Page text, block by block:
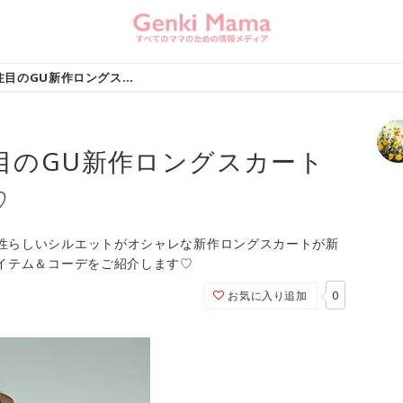
2018年春夏は大注目のGU新作ロングスカートでプチプラコーデ♡
GU新作ロングスカート
らしいシルエットがオシャレな新作ロングスカートが新
テム＆コーデをご紹介します♡
お気に入り追加 0